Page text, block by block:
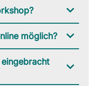
möglich?